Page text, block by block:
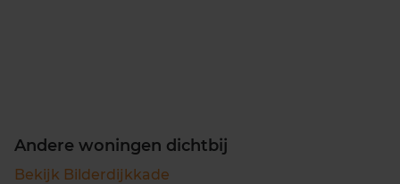
Andere woningen dichtbij
Bekijk Bilderdijkkade